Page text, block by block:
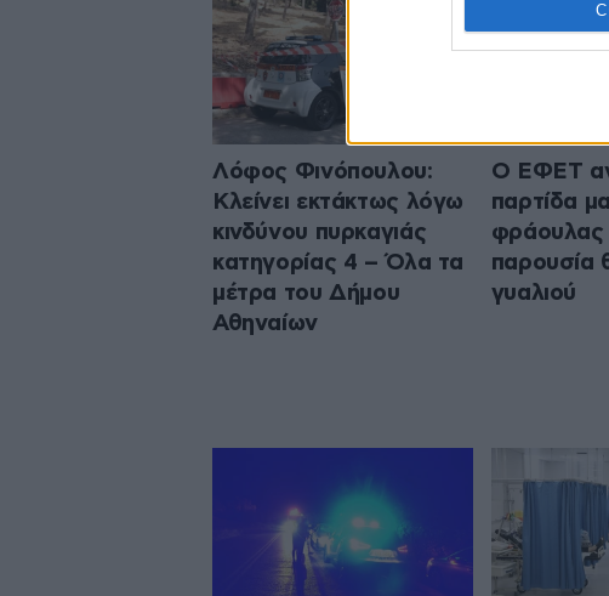
Λόφος Φινόπουλου:
Κλείνει εκτάκτως λόγω
κινδύνου πυρκαγιάς
κατηγορίας 4 – Όλα τα
μέτρα του Δήμου
Αθηναίων
Ο ΕΦΕΤ
παρτίδα
φράουλας
παρουσία
γυαλιού